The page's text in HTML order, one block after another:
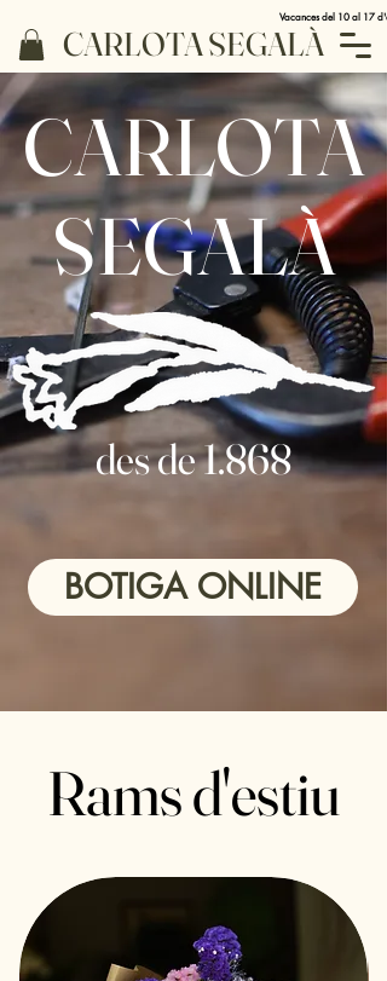
CARLOTA SEGALÀ
Vacances del 10 al 17
CARLOTA
SEGALÀ
des de 1.868
BOTIGA ONLINE
Rams d'estiu